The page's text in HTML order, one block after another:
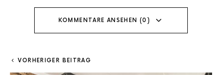
KOMMENTARE ANSEHEN (0)
VORHERIGER BEITRAG